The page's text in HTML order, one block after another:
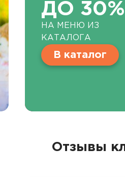
ДО 30%
НА МЕНЮ ИЗ
КАТАЛОГА
В каталог
Отзывы